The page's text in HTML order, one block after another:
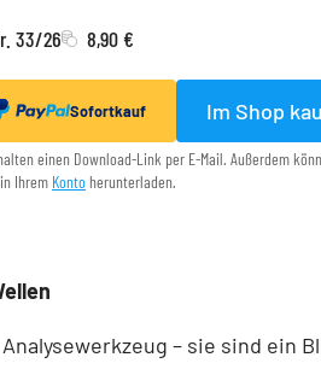
33/26 8,90 €
Sofortkauf Im Shop
einen Download-Link per E-Mail. Außerdem
Ihrem Konto herunterladen.
– sie sind ein